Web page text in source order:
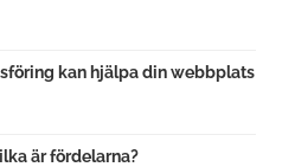
kan hjälpa din webbplats
är fördelarna?